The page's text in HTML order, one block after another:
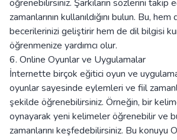
öğrenebilirsiniz. Şarkıların sözlerini takip
zamanlarının kullanıldığını bulun. Bu,
becerilerinizi geliştirir hem de dil bilgisi
öğrenmenize yardımcı olur.
6. Online Oyunlar ve Uygulamalar
İnternette birçok eğitici oyun ve
oyunlar sayesinde eylemleri ve fiil
şekilde öğrenebilirsiniz. Örneğin, bir
oynayarak yeni kelimeler öğrenebilir ve
zamanlarını keşfedebilirsiniz. Bu konuyu